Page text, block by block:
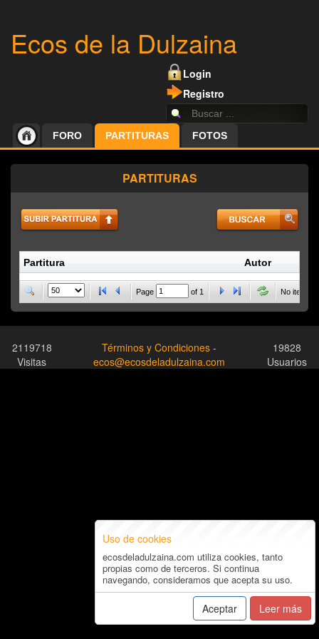
Ecos de la Dulzaina
Login
Registro
FORO PARTITURAS FOTOS
PARTITURAS
Partitura Autor
Page of 1 No items
2119718
Visitas
Términos y Condiciones -
ecos@ecosdeladulzaina.com
19828
Usuarios
Uso de cookies
ecosdeladulzaina.com utiliza cookies, tanto
propias como de terceros. Si continua
navegando, consideramos que acepta su uso.
Aceptar Leer más